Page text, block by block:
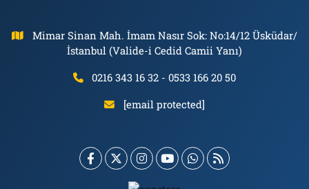
Mimar Sinan Mah. İmam Nasır Sok: No:14/12 Üsküdar/
İstanbul (Valide-i Cedid Camii Yanı)
0216 343 16 32 - 0533 166 20 50
[email protected]